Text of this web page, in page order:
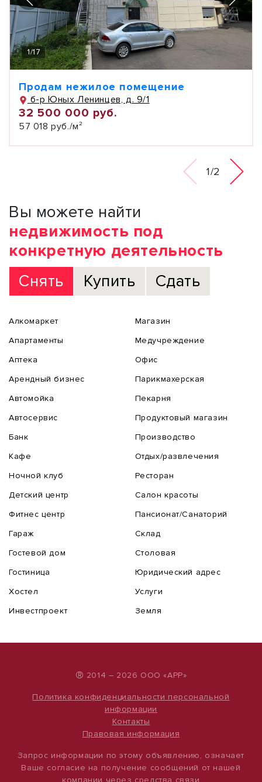
1/17
Продам нежилое помещение
б-р Юных Ленинцев, д. 9/1
32 500 000 руб.
57 018 руб./м²
1/2
Вы можете найти
недвижимость под
конкретную деятельность
Снять
Купить Сдать
Алкомаркет
Апартаменты
Аптека
Арендный бизнес
Автомойка
Автосервис
Банк
Кафе
Ночной клуб
Детский центр
Фитнес центр
Гараж
Гостевой дом
Гостиница
Хостел
Инвестпроект
Магазин
Медучреждение
Офис
Парикмахерская
Пекарня
Продуктовый магазин
Производство
Отдых/развлечения
Ресторан
Салон красоты
Пансионат/Санаторий
Склад
Столовая
Юридический адрес
Услуги
Земля
® 2014 – 2026 ООО «АРР»
Политика конфиденциальности персональной
информации
Контакты
Правовая информация
Запрос информации по этому объявлению, означает
Ваше согласие на получение сообщений от нашей
компании через средства связи